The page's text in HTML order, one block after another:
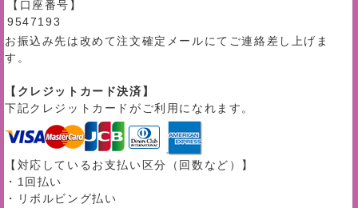
【口座番号】
9547193
お振込み先は改めて注文確定メールにてご連絡差し上げま
す。
【クレジットカード決済】
下記クレジットカードがご利用になれます。
【対応しているお支払い区分（回数など）】
・1回払い
・リボルビング払い